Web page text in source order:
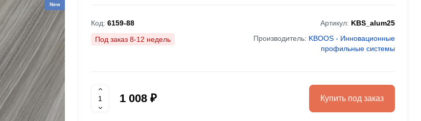
New
Код: 6159-88 Артикул: KBS_alum25
Производитель: KBOOS - Инновационные
профильные системы
Под заказ 8-12 недель
1 008 ₽ Купить под заказ